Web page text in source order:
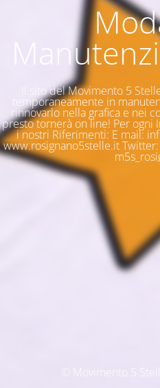
Il sito del Movimento 5
temporaneamente in
rinnovarlo nella grafica e nei
presto tornerà on line! Per ogni
i nostri Riferimenti: E mail:
www.rosignano5stelle.it Twitter:
© Movimento 5